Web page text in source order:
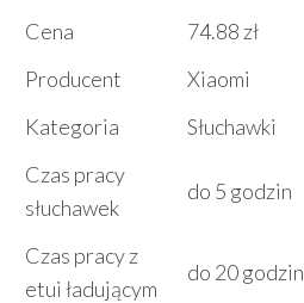
Cena
74.88 zł
Producent
Xiaomi
Kategoria
Słuchawki
Czas pracy
słuchawek
do 5 godzin
Czas pracy z
etui ładującym
do 20 godzin